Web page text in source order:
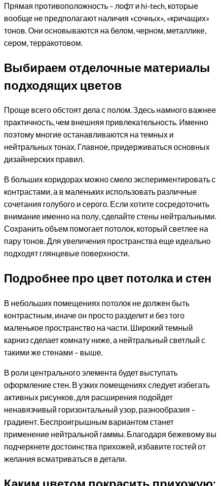
Прямая противоположность – лофт и hi-tech, которые
вообще не предполагают наличия «сочных», «кричащих»
тонов. Они основываются на белом, черном, металлике,
сером, терракотовом.
Выбираем отделочные материалы
подходящих цветов
Проще всего обстоят дела с полом. Здесь намного важнее
практичность, чем внешняя привлекательность. Именно
поэтому многие останавливаются на темных и
нейтральных тонах. Главное, придерживаться основных
дизайнерских правил.
В больших коридорах можно смело экспериментировать с
контрастами, а в маленьких использовать различные
сочетания голубого и серого. Если хотите сосредоточить
внимание именно на полу, сделайте стены нейтральными.
Сохранить объем помогает потолок, который светлее на
пару тонов. Для увеличения пространства еще идеально
подходят глянцевые поверхности.
Подробнее про цвет потолка и стен
В небольших помещениях потолок не должен быть
контрастным, иначе он просто разделит и без того
маленькое пространство на части. Широкий темный
карниз сделает комнату ниже, а нейтральный светлый с
такими же стенами – выше.
В роли центрального элемента будет выступать
оформление стен. В узких помещениях следует избегать
активных рисунков, для расширения подойдет
ненавязчивый горизонтальный узор, разнообразия –
градиент. Беспроигрышным вариантом станет
применение нейтральной гаммы. Благодаря бежевому вы
подчеркнете достоинства прихожей, избавите гостей от
желания всматриваться в детали.